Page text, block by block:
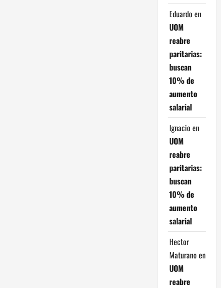
Eduardo en
UOM
reabre
paritarias:
buscan
10% de
aumento
salarial
Ignacio en
UOM
reabre
paritarias:
buscan
10% de
aumento
salarial
Hector
Maturano en
UOM
reabre